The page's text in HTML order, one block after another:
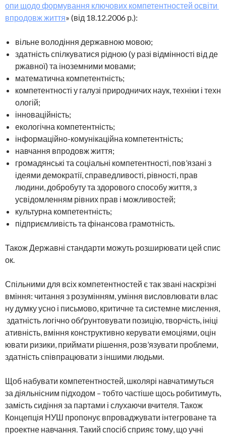
опи щодо формування ключових компетентностей освіти
впродовж життя» (від 18.12.2006 р.):
вільне володіння державною мовою;
здатність спілкуватися рідною (у разі відмінності від де
ржавної) та іноземними мовами;
математична компетентність;
компетентності у галузі природничих наук, техніки і техн
ологій;
інноваційність;
екологічна компетентність;
інформаційно-комунікаційна компетентність;
навчання впродовж життя;
громадянські та соціальні компетентності, пов’язані з
ідеями демократії, справедливості, рівності, прав
людини, добробуту та здорового способу життя, з
усвідомленням рівних прав і можливостей;
культурна компетентність;
підприємливість та фінансова грамотність.
Також Державні стандарти можуть розширювати цей спис
ок.
Спільними для всіх компетентностей є так звані наскрізні
вміння: читання з розумінням, уміння висловлювати влас
ну думку усно і письмово, критичне та системне мислення,
здатність логічно обґрунтовувати позицію, творчість, ініці
ативність, вміння конструктивно керувати емоціями, оцін
ювати ризики, приймати рішення, розв’язувати проблеми,
здатність співпрацювати з іншими людьми.
Щоб набувати компетентностей, школярі навчатимуться
за діяльнісним підходом – тобто частіше щось робитимуть,
замість сидіння за партами і слухаючи вчителя. Також
Концепція НУШ пропонує впроваджувати інтегроване та
проектне навчання. Такий спосіб сприяє тому, що учні